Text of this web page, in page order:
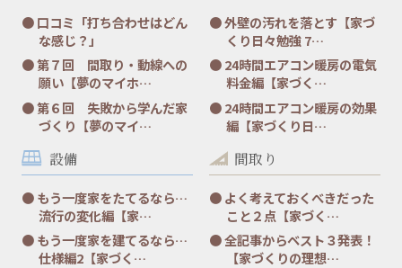
口コミ「打ち合わせはどん
な感じ？」
第７回 間取り・動線への
願い【夢のマイホ…
第６回 失敗から学んだ家
づくり【夢のマイ…
外壁の汚れを落とす【家づ
くり日々勉強 7…
24時間エアコン暖房の電気
料金編【家づく…
24時間エアコン暖房の効果
編【家づくり日…
設備
もう一度家をたてるなら…
流行の変化編【家…
もう一度家を建てるなら…
仕様編2【家づく…
間取り
よく考えておくべきだった
こと２点【家づく…
全記事からベスト３発表！
【家づくりの理想…